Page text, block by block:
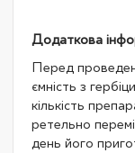
Додаткова
Перед
ємність з
кількість
ретельно
день його